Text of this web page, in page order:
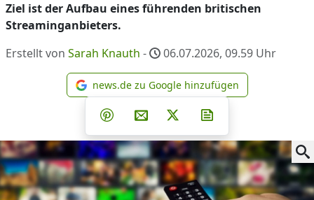
Ziel ist der Aufbau eines führenden britischen
Streaminganbieters.
Erstellt von Sarah Knauth - 06.07.2026, 09.59 Uhr
news.de zu Google
news.de zu Google hinzufügen
Teilen auf Facebook
Teilen auf Whatsapp
Teilen auf Telegram
Teilen auf Pinterest
Per E-Mail teilen
Post auf X